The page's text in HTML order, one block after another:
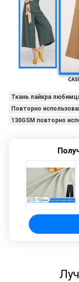
Ткань лайкра
Повторно
130GSM повторно